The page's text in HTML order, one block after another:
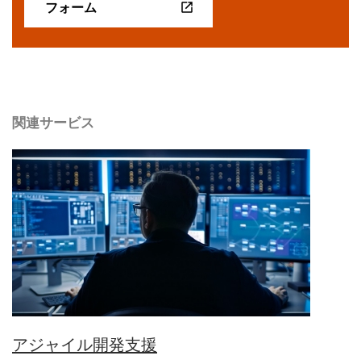
フォーム
関連サービス
アジャイル開発支援